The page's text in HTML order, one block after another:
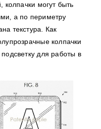
колпачки могут быть
а по периметру
текстура. Как
колпачки
для работы в